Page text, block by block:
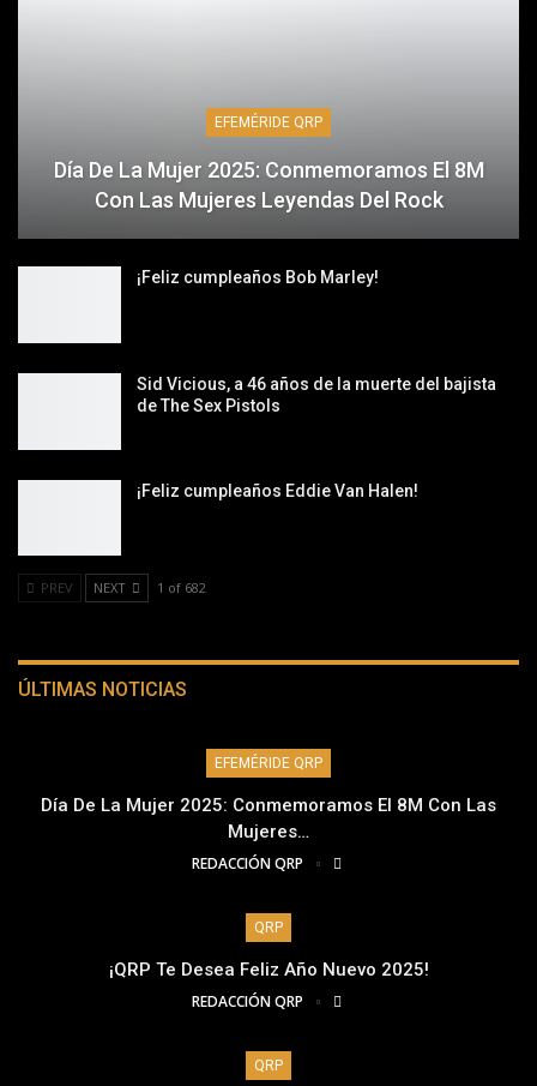
EFEMÉRIDE QRP
Día De La Mujer 2025: Conmemoramos El 8M
Con Las Mujeres Leyendas Del Rock
¡Feliz cumpleaños Bob Marley!
Sid Vicious, a 46 años de la muerte del bajista
de The Sex Pistols
¡Feliz cumpleaños Eddie Van Halen!
PREV NEXT 1 of 682
ÚLTIMAS NOTICIAS
EFEMÉRIDE QRP
Día De La Mujer 2025: Conmemoramos El 8M Con Las
Mujeres…
REDACCIÓN QRP
QRP
¡QRP Te Desea Feliz Año Nuevo 2025!
REDACCIÓN QRP
QRP